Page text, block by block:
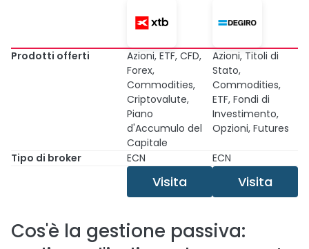
Prodotti offerti
Azioni, ETF, CFD,
Forex,
Commodities,
Criptovalute,
Piano
d'Accumulo del
Capitale
Azioni, Titoli di
Stato,
Commodities,
ETF, Fondi di
Investimento,
Opzioni, Futures
Tipo di broker ECN ECN
Visita Visita
Cos'è la gestione passiva: